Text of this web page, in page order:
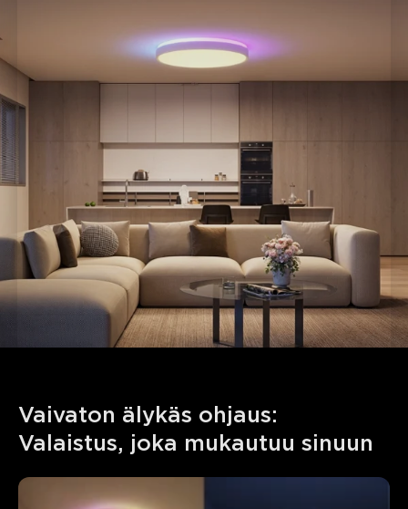
Vaivaton älykäs ohjaus:
Valaistus, joka mukautuu sinuun